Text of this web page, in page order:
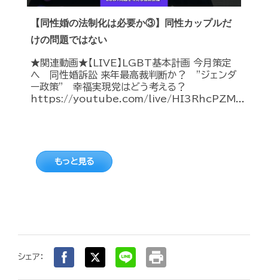
【同性婚の法制化は必要か③】同性カップルだ
けの問題ではない
★関連動画★【LIVE】LGBT基本計画 今月策定
へ 同性婚訴訟 来年最高裁判断か？ ”ジェンダ
ー政策” 幸福実現党はどう考える？
https://youtube.com/live/HI3RhcPZM...
もっと見る
シェア： print